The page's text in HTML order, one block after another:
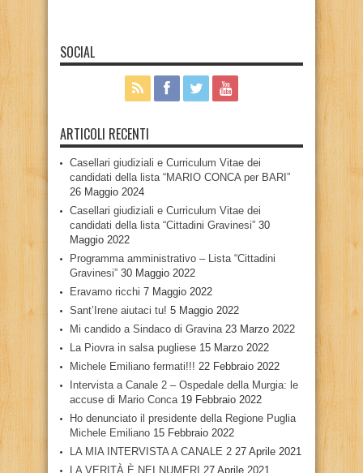
SOCIAL
ARTICOLI RECENTI
Casellari giudiziali e Curriculum Vitae dei
candidati della lista “MARIO CONCA per BARI”
26 Maggio 2024
Casellari giudiziali e Curriculum Vitae dei
candidati della lista “Cittadini Gravinesi” 30
Maggio 2022
Programma amministrativo – Lista “Cittadini
Gravinesi” 30 Maggio 2022
Eravamo ricchi 7 Maggio 2022
Sant’Irene aiutaci tu! 5 Maggio 2022
Mi candido a Sindaco di Gravina 23 Marzo 2022
La Piovra in salsa pugliese 15 Marzo 2022
Michele Emiliano fermati!!! 22 Febbraio 2022
Intervista a Canale 2 – Ospedale della Murgia: le
accuse di Mario Conca 19 Febbraio 2022
Ho denunciato il presidente della Regione Puglia
Michele Emiliano 15 Febbraio 2022
LA MIA INTERVISTA A CANALE 2 27 Aprile 2021
LA VERITÀ È NEI NUMERI 27 Aprile 2021